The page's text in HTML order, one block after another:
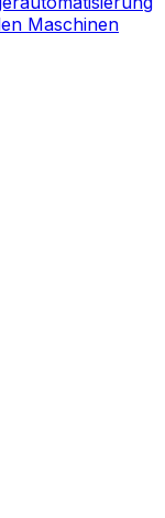
Maschinen